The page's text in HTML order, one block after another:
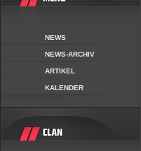
NEWS
NEWS-ARCHIV
ARTIKEL
KALENDER